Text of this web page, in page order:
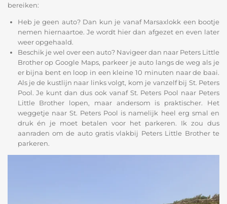
bereiken:
Heb je geen auto? Dan kun je vanaf Marsaxlokk een bootje
nemen hiernaartoe. Je wordt hier dan afgezet en even later
weer opgehaald.
Beschik je wel over een auto? Navigeer dan naar Peters Little
Brother op Google Maps, parkeer je auto langs de weg als je
er bijna bent en loop in een kleine 10 minuten naar de baai.
Als je de kustlijn naar links volgt, kom je vanzelf bij St. Peters
Pool. Je kunt dan dus ook vanaf St. Peters Pool naar Peters
Little Brother lopen, maar andersom is praktischer. Het
weggetje naar St. Peters Pool is namelijk heel erg smal en
druk én je moet betalen voor het parkeren. Ik zou dus
aanraden om de auto gratis vlakbij Peters Little Brother te
parkeren.